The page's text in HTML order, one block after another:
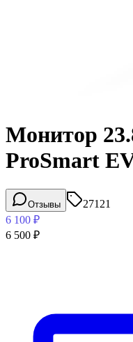
Монитор
ProSmart
Отзывы
27121
6 100 ₽
6 500 ₽